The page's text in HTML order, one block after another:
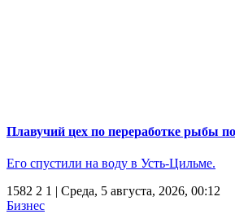
Плавучий цех по переработке рыбы
Его спустили на воду в Усть-Цильме.
1582 2 1 | Среда, 5 августа, 2026, 00:12
Бизнес